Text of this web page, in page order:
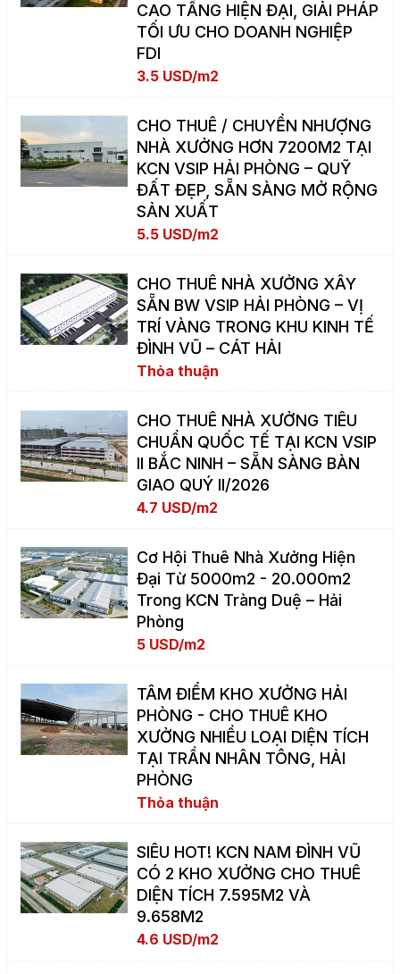
CAO TẦNG HIỆN ĐẠI, GIẢI PHÁP
TỐI ƯU CHO DOANH NGHIỆP
FDI
3.5 USD/m2
CHO THUÊ / CHUYỂN NHƯỢNG
NHÀ XƯỞNG HƠN 7200M2 TẠI
KCN VSIP HẢI PHÒNG – QUỸ
ĐẤT ĐẸP, SẴN SÀNG MỞ RỘNG
SẢN XUẤT
5.5 USD/m2
CHO THUÊ NHÀ XƯỞNG XÂY
SẴN BW VSIP HẢI PHÒNG – VỊ
TRÍ VÀNG TRONG KHU KINH TẾ
ĐÌNH VŨ – CÁT HẢI
Thỏa thuận
CHO THUÊ NHÀ XƯỞNG TIÊU
CHUẨN QUỐC TẾ TẠI KCN VSIP
II BẮC NINH – SẴN SÀNG BÀN
GIAO QUÝ II/2026
4.7 USD/m2
Cơ Hội Thuê Nhà Xưởng Hiện
Đại Từ 5000m2 - 20.000m2
Trong KCN Tràng Duệ – Hải
Phòng
5 USD/m2
TÂM ĐIỂM KHO XƯỞNG HẢI
PHÒNG - CHO THUÊ KHO
XƯỞNG NHIỀU LOẠI DIỆN TÍCH
TẠI TRẦN NHÂN TÔNG, HẢI
PHÒNG
Thỏa thuận
SIÊU HOT! KCN NAM ĐÌNH VŨ
CÓ 2 KHO XƯỞNG CHO THUÊ
DIỆN TÍCH 7.595M2 VÀ
9.658M2
4.6 USD/m2